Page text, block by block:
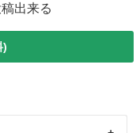
出来る
)